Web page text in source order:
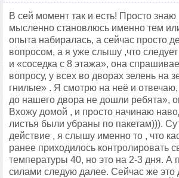
В сей момент так и есть! Просто
мысленно становлюсь именно тем
опыта набиралась, а сейчас просто
вопросом, а я уже слышу ,что
и «соседка с 8 этажа», она
вопросу, у всех во дворах зелень на
гнилые» . Я смотрю на неё и отвечаю,
до нашего двора не дошли ребята»,
Вхожу домой , и просто начинаю
листья были убраны по пакетам))).
действие , я слышу именно то , что
ранее приходилось контролировать
температуры 40, но это на 2-3 дня.
силами следую далее. Сейчас же это